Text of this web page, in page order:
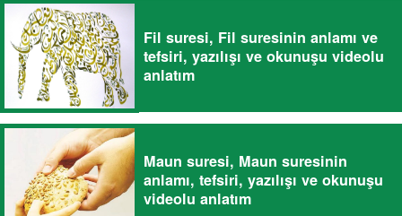
Fil suresi, Fil suresinin anlamı ve
tefsiri, yazılışı ve okunuşu videolu
anlatım
Maun suresi, Maun suresinin
anlamı, tefsiri, yazılışı ve okunuşu
videolu anlatım